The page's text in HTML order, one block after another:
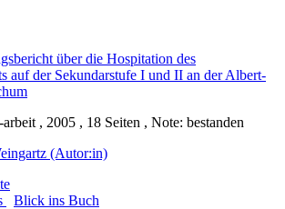
, 2005 , 18 Seiten , Note: bestanden
(Autor:in)
Blick ins Buch